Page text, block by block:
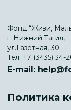
Фонд “Живи,
г. Нижний Тагил,
ул.Газетная, 30.
Тел: +7 (3435) 34-
E-mail:
Политика